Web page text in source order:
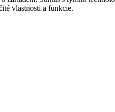
vlastnosti a funkcie.